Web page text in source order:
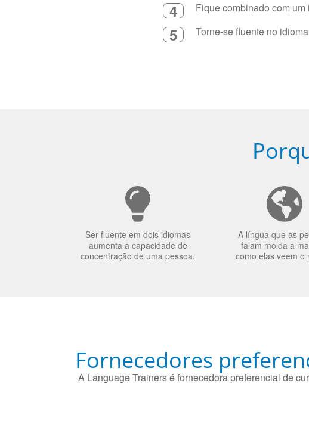
4 Fique combinado com
5 Torne-se fluente no
Ser fluente em dois idiomas
aumenta a capacidade de
concentração de uma pessoa.
A língua que as
falam molda a
como elas veem o
Fornecedores
A Language Trainers é fornecedora preferencial de